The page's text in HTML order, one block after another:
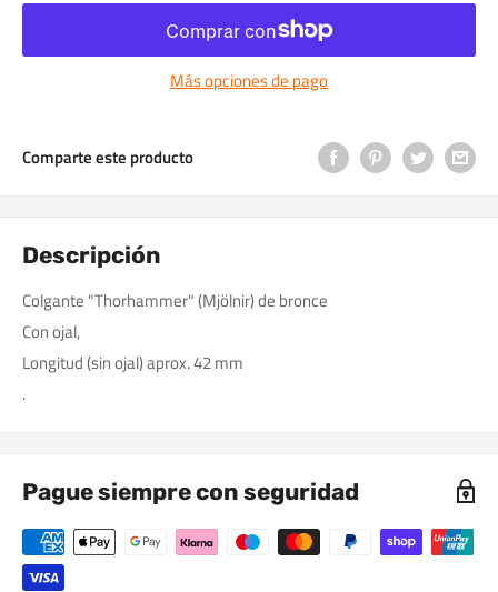
Más opciones de pago
Comparte este producto
Descripción
Colgante "Thorhammer" (Mjölnir) de bronce
Con ojal,
Longitud (sin ojal) aprox. 42 mm
.
Pague siempre con seguridad